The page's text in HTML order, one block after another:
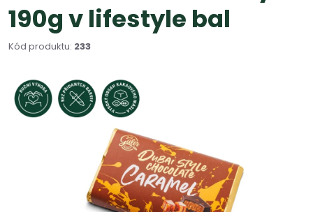
190g v lifestyle bal
Kód produktu: 233